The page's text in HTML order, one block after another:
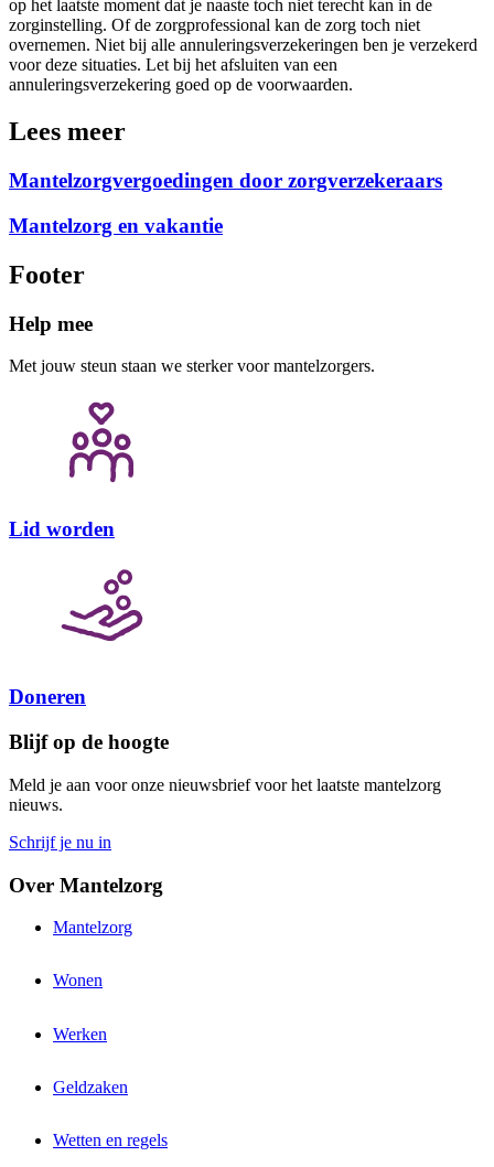
op het laatste moment dat je naaste toch niet terecht kan in de
zorginstelling. Of de zorgprofessional kan de zorg toch niet
overnemen. Niet bij alle annuleringsverzekeringen ben je verzekerd
voor deze situaties. Let bij het afsluiten van een
annuleringsverzekering goed op de voorwaarden.
Lees meer
Mantelzorgvergoedingen door zorgverzekeraars
Mantelzorg en vakantie
Footer
Help mee
Met jouw steun staan we sterker voor mantelzorgers.
Lid worden
Doneren
Blijf op de hoogte
Meld je aan voor onze nieuwsbrief voor het laatste mantelzorg
nieuws.
Schrijf je nu in
Over Mantelzorg
Mantelzorg
Wonen
Werken
Geldzaken
Wetten en regels